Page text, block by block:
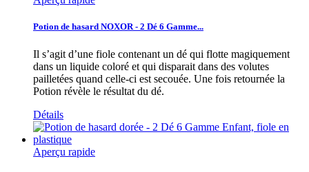
Potion de hasard NOXOR - 2 Dé 6 Gamme...
Il s’agit d’une fiole contenant un dé qui flotte magiquement
dans un liquide coloré et qui disparait dans des volutes
pailletées quand celle-ci est secouée. Une fois retournée la
Potion révèle le résultat du dé.
Détails
Aperçu rapide